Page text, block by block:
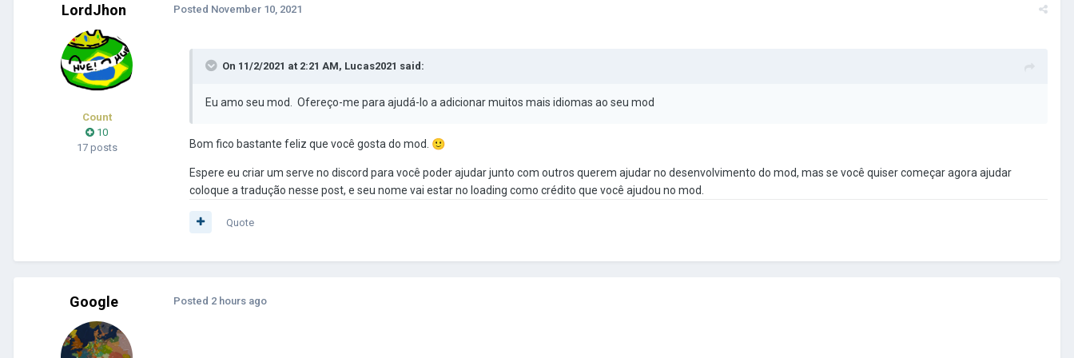
Versión para Android:
LordJhon
Count
10
17 posts
Posted November 10, 2021
On 11/2/2021 at 2:21 AM, Lucas2021 said:
Eu amo seu mod. Ofereço-me para ajudá-lo a adicionar muitos mais idiomas ao seu mod
Bom fico bastante feliz que você gosta do mod. 🙂
Espere eu criar um serve no discord para você poder ajudar junto com outros querem ajudar no desenvolvimento do mod, mas se você quiser começar agora ajudar
coloque a tradução nesse post, e seu nome vai estar no loading como crédito que você ajudou no mod.
Quote
Google Posted 2 hours ago